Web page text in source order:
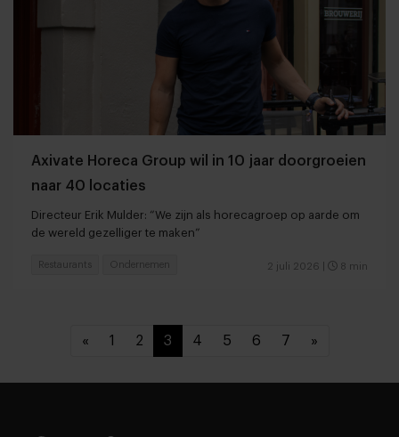
Axivate Horeca Group wil in 10 jaar doorgroeien
naar 40 locaties
Directeur Erik Mulder: “We zijn als horecagroep op aarde om
de wereld gezelliger te maken”
2 juli 2026 8 min
Restaurants Ondernemen
« 1 2 3 4 5 6 7 »